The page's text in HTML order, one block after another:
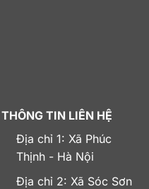
THÔNG TIN LIÊN HỆ
Địa chỉ 1: Xã Phúc
Thịnh - Hà Nội
Địa chỉ 2: Xã Sóc Sơn